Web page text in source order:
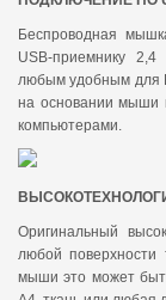
Беспроводная
USB-приемнику
любым удобным для
на основании мыши
компьютерами.
Оригинальный
любой поверхности
мыши это может